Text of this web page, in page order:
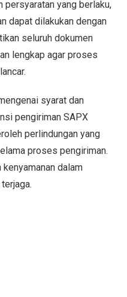
persyaratan yang berlaku,
dapat dilakukan dengan
seluruh dokumen
lengkap agar proses
syarat dan
pengiriman SAPX
perlindungan yang
proses pengiriman.
kenyamanan dalam